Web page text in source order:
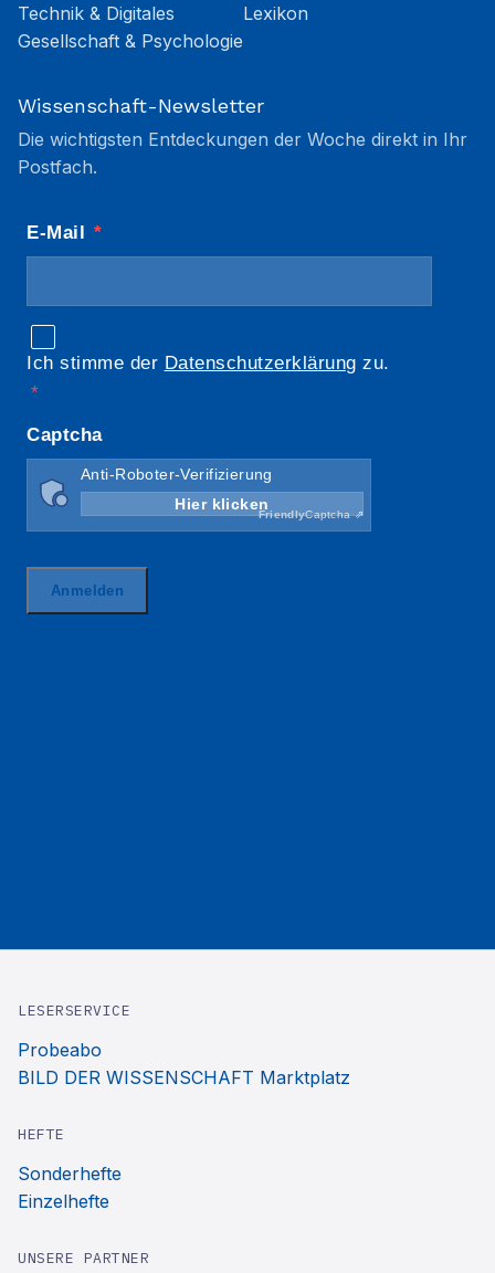
Technik & Digitales
Gesellschaft & Psychologie
Lexikon
Wissenschaft-Newsletter
Die wichtigsten Entdeckungen der Woche direkt in Ihr
Postfach.
LESERSERVICE
Probeabo
BILD DER WISSENSCHAFT Marktplatz
HEFTE
Sonderhefte
Einzelhefte
UNSERE PARTNER